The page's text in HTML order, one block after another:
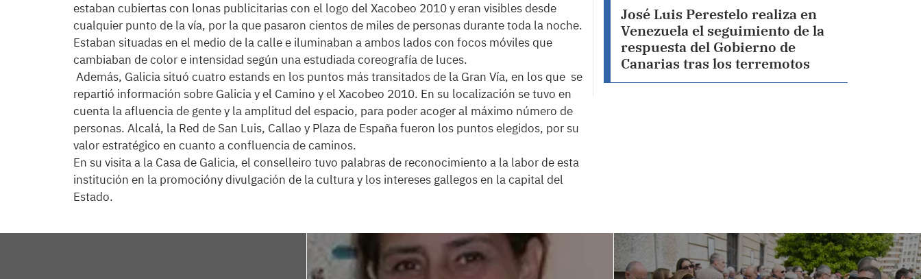
estaban cubiertas con lonas publicitarias con el logo del Xacobeo 2010 y eran visibles desde
cualquier punto de la vía, por la que pasaron cientos de miles de personas durante toda la noche.
Estaban situadas en el medio de la calle e iluminaban a ambos lados con focos móviles que
cambiaban de color e intensidad según una estudiada coreografía de luces.
Además, Galicia situó cuatro estands en los puntos más transitados de la Gran Vía, en los que se
repartió información sobre Galicia y el Camino y el Xacobeo 2010. En su localización se tuvo en
cuenta la afluencia de gente y la amplitud del espacio, para poder acoger al máximo número de
personas. Alcalá, la Red de San Luis, Callao y Plaza de España fueron los puntos elegidos, por su
valor estratégico en cuanto a confluencia de caminos.
En su visita a la Casa de Galicia, el conselleiro tuvo palabras de reconocimiento a la labor de esta
institución en la promocióny divulgación de la cultura y los intereses gallegos en la capital del
Estado.
José Luis Perestelo realiza en
Venezuela el seguimiento de la
respuesta del Gobierno de
Canarias tras los terremotos